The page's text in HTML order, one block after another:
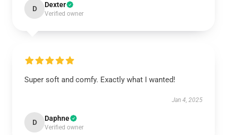
D Dexter
Verified owner
Super soft and comfy. Exactly what I wanted!
Jan 4, 2025
D Daphne
Verified owner